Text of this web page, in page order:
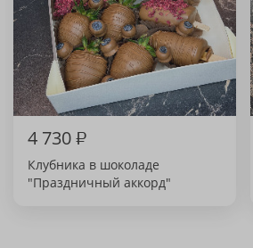
4 730₽
Клубника в шоколаде
"Праздничный аккорд"